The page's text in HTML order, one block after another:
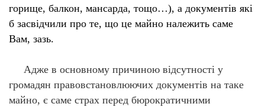
горище, балкон, мансарда, тощо…), а документів які
б засвідчили про те, що це майно належить саме
Вам, зазь.
Адже в основному причиною відсутності у
громадян правовстановлюючих документів на таке
майно, є саме страх перед бюрократичними